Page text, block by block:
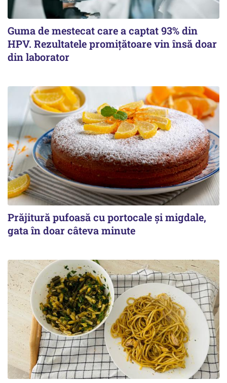
Guma de mestecat care a captat 93% din
HPV. Rezultatele promițătoare vin însă doar
din laborator
Prăjitură pufoasă cu portocale și migdale,
gata în doar câteva minute